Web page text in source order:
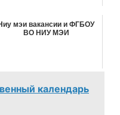
мэи вакансии и ФГБОУ
ВО НИУ МЭИ
календарь